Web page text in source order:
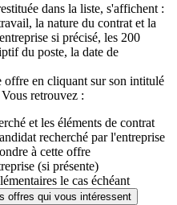
dans la liste, s'affichent :
la nature du contrat et la
si précisé, les 200
du poste, la date de
offre en cliquant sur son intitulé
retrouvez :
et les éléments de contrat
recherché par l'entreprise
à cette offre
(si présente)
le cas échéant
offres qui vous intéressent